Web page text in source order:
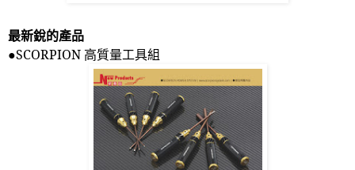
最新銳的產品
●SCORPION 高質量工具組